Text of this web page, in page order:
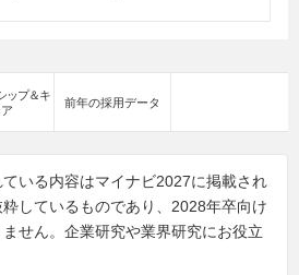
ップ＆キ
前年の採用データ
いる内容はマイナビ2027に掲載され
しているものであり、2028年卒向け
せん。企業研究や業界研究にお役立